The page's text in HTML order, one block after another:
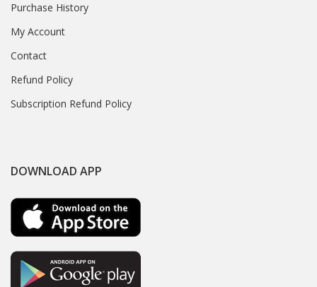
Purchase History
My Account
Contact
Refund Policy
Subscription Refund Policy
DOWNLOAD APP